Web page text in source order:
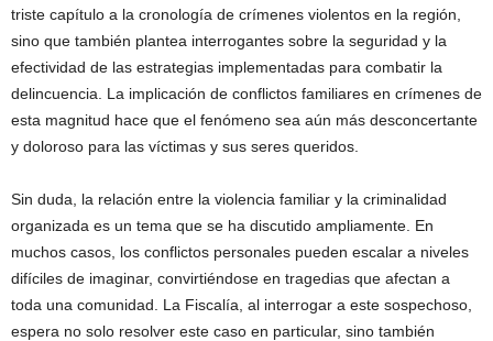
triste capítulo a la cronología de crímenes violentos en la región,
sino que también plantea interrogantes sobre la seguridad y la
efectividad de las estrategias implementadas para combatir la
delincuencia. La implicación de conflictos familiares en crímenes de
esta magnitud hace que el fenómeno sea aún más desconcertante
y doloroso para las víctimas y sus seres queridos.
Sin duda, la relación entre la violencia familiar y la criminalidad
organizada es un tema que se ha discutido ampliamente. En
muchos casos, los conflictos personales pueden escalar a niveles
difíciles de imaginar, convirtiéndose en tragedias que afectan a
toda una comunidad. La Fiscalía, al interrogar a este sospechoso,
espera no solo resolver este caso en particular, sino también